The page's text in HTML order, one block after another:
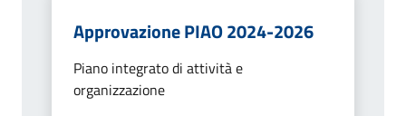
Approvazione PIAO 2024-2026
Piano integrato di attività e
organizzazione